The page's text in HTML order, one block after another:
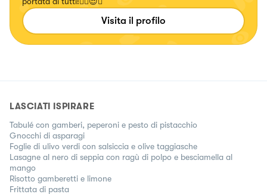
Visita il profilo
LASCIATI ISPIRARE
Tabulé con gamberi, peperoni e pesto di pistacchio
Gnocchi di asparagi
Foglie di ulivo verdi con salsiccia e olive taggiasche
Lasagne al nero di seppia con ragù di polpo e besciamella al
mango
Risotto gamberetti e limone
Frittata di pasta